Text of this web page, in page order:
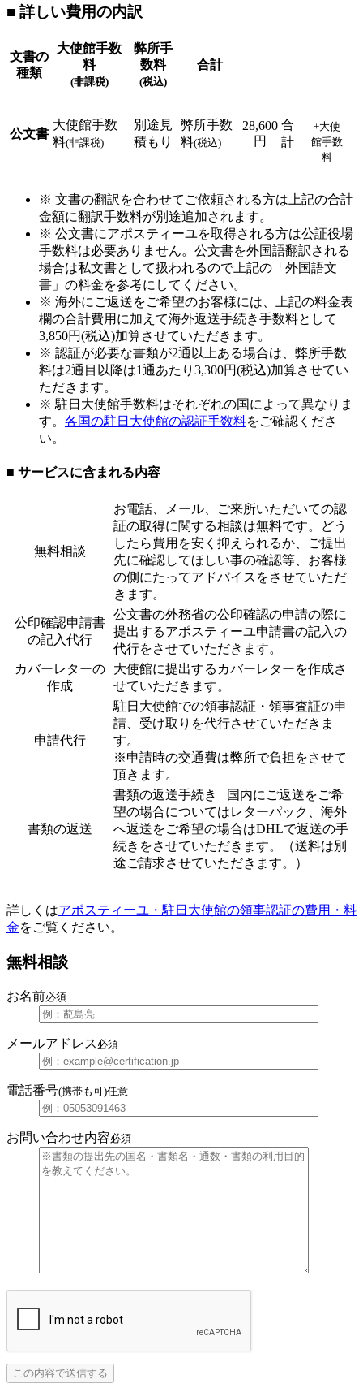
■ 詳しい費用の内訳
文書の
種類
大使館手数
料
(非課税)
弊所手
数料
(税込)
合計
公文書
大使館手数
料(非課税)
別途見
積もり
弊所手数
料(税込)
28,600
円
合
計
+大使
館手数
料
※ 文書の翻訳を合わせてご依頼される方は上記の合計
金額に翻訳手数料が別途追加されます。
※ 公文書にアポスティーユを取得される方は公証役場
手数料は必要ありません。公文書を外国語翻訳される
場合は私文書として扱われるので上記の「外国語文
書」の料金を参考にしてください。
※ 海外にご返送をご希望のお客様には、上記の料金表
欄の合計費用に加えて海外返送手続き手数料として
3,850円(税込)加算させていただきます。
※ 認証が必要な書類が2通以上ある場合は、弊所手数
料は2通目以降は1通あたり3,300円(税込)加算させてい
ただきます。
※ 駐日大使館手数料はそれぞれの国によって異なりま
す。 各国の駐日大使館の認証手数料をご確認くださ
い。
■ サービスに含まれる内容
無料相談
お電話、メール、ご来所いただいての認
証の取得に関する相談は無料です。どう
したら費用を安く抑えられるか、ご提出
先に確認してほしい事の確認等、お客様
の側にたってアドバイスをさせていただ
きます。
公印確認申請書
の記入代行
公文書の外務省の公印確認の申請の際に
提出するアポスティーユ申請書の記入の
代行をさせていただきます。
カバーレターの
作成
大使館に提出するカバーレターを作成さ
せていただきます。
申請代行
駐日大使館での領事認証・領事査証の申
請、受け取りを代行させていただきま
す。
※申請時の交通費は弊所で負担をさせて
頂きます。
書類の返送
書類の返送手続き 国内にご返送をご希
望の場合についてはレターパック、海外
へ返送をご希望の場合はDHLで返送の手
続きをさせていただきます。（送料は別
途ご請求させていただきます。）
詳しくはアポスティーユ・駐日大使館の領事認証の費用・料
金をご覧ください。
無料相談
お名前必須
メールアドレス 必須
電話番号(携帯も可)任意
お問い合わせ内容必須